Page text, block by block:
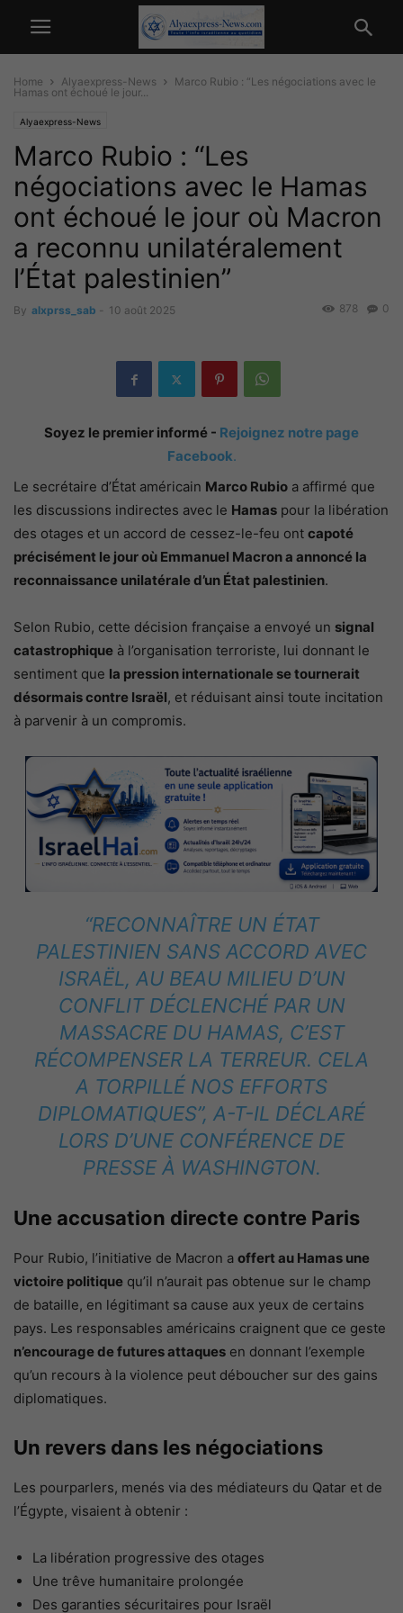
Home Alyaexpress-News
Marco Rubio : “Les négociations avec le
Hamas ont échoué le jour...
Alyaexpress-News
Marco Rubio : “Les
négociations avec le Hamas
ont échoué le jour où Macron
a reconnu unilatéralement
l’État palestinien”
By alxprss_sab - 10 août 2025 0
878
Soyez le premier informé - Rejoignez notre page
Facebook.
Le secrétaire d’État américain Marco Rubio a affirmé que
les discussions indirectes avec le Hamas pour la libération
des otages et un accord de cessez-le-feu ont capoté
précisément le jour où Emmanuel Macron a annoncé la
reconnaissance unilatérale d’un État palestinien.
Selon Rubio, cette décision française a envoyé un signal
catastrophique à l’organisation terroriste, lui donnant le
sentiment que la pression internationale se tournerait
désormais contre Israël, et réduisant ainsi toute incitation
à parvenir à un compromis.
“RECONNAÎTRE UN ÉTAT
PALESTINIEN SANS ACCORD AVEC
ISRAËL, AU BEAU MILIEU D’UN
CONFLIT DÉCLENCHÉ PAR UN
MASSACRE DU HAMAS, C’EST
RÉCOMPENSER LA TERREUR. CELA
A TORPILLÉ NOS EFFORTS
DIPLOMATIQUES”, A-T-IL DÉCLARÉ
LORS D’UNE CONFÉRENCE DE
PRESSE À WASHINGTON.
Une accusation directe contre Paris
Pour Rubio, l’initiative de Macron a offert au Hamas une
victoire politique qu’il n’aurait pas obtenue sur le champ
de bataille, en légitimant sa cause aux yeux de certains
pays. Les responsables américains craignent que ce geste
n’encourage de futures attaques en donnant l’exemple
qu’un recours à la violence peut déboucher sur des gains
diplomatiques.
Un revers dans les négociations
Les pourparlers, menés via des médiateurs du Qatar et de
l’Égypte, visaient à obtenir :
La libération progressive des otages
Une trêve humanitaire prolongée
Des garanties sécuritaires pour Israël